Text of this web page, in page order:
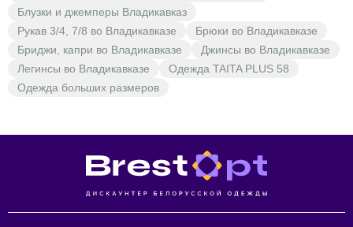
Блузки и джемперы Владикавказ
Рукав 3/4, 7/8 во Владикавказе
Брюки во Владикавказе
Бриджи, капри во Владикавказе
Джинсы во Владикавказе
Легинсы во Владикавказе
Одежда TAITA PLUS 58
Одежда больших размеров